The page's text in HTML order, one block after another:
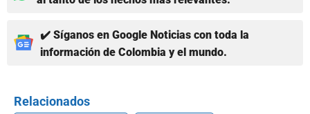
✔️ Síganos en Google Noticias con toda la
información de Colombia y el mundo.
Relacionados